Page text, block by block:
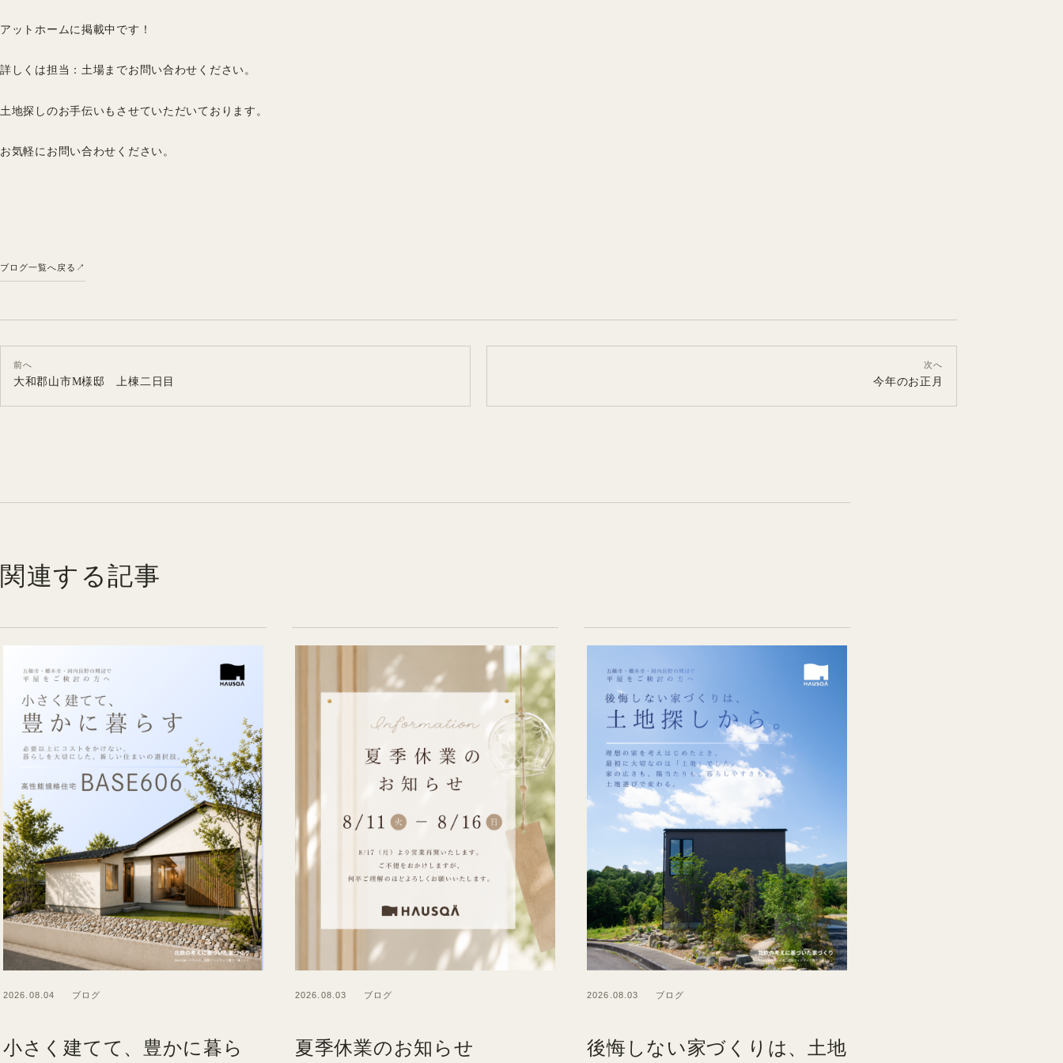
アットホームに掲載中です！
詳しくは担当：土場までお問い合わせください。
土地探しのお手伝いもさせていただいております。
お気軽にお問い合わせください。
ブログ一覧へ戻る
前へ
大和郡山市M様邸 上棟二日目
次へ
今年のお正月
関連する記事
2026.08.04 ブログ
小さく建てて、豊かに暮ら
2026.08.03 ブログ
夏季休業のお知らせ
2026.08.03 ブログ
後悔しない家づくりは、土地